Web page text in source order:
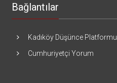
Bağlantılar
Kadıköy Düşünce Platformu
Cumhuriyetçi Yorum